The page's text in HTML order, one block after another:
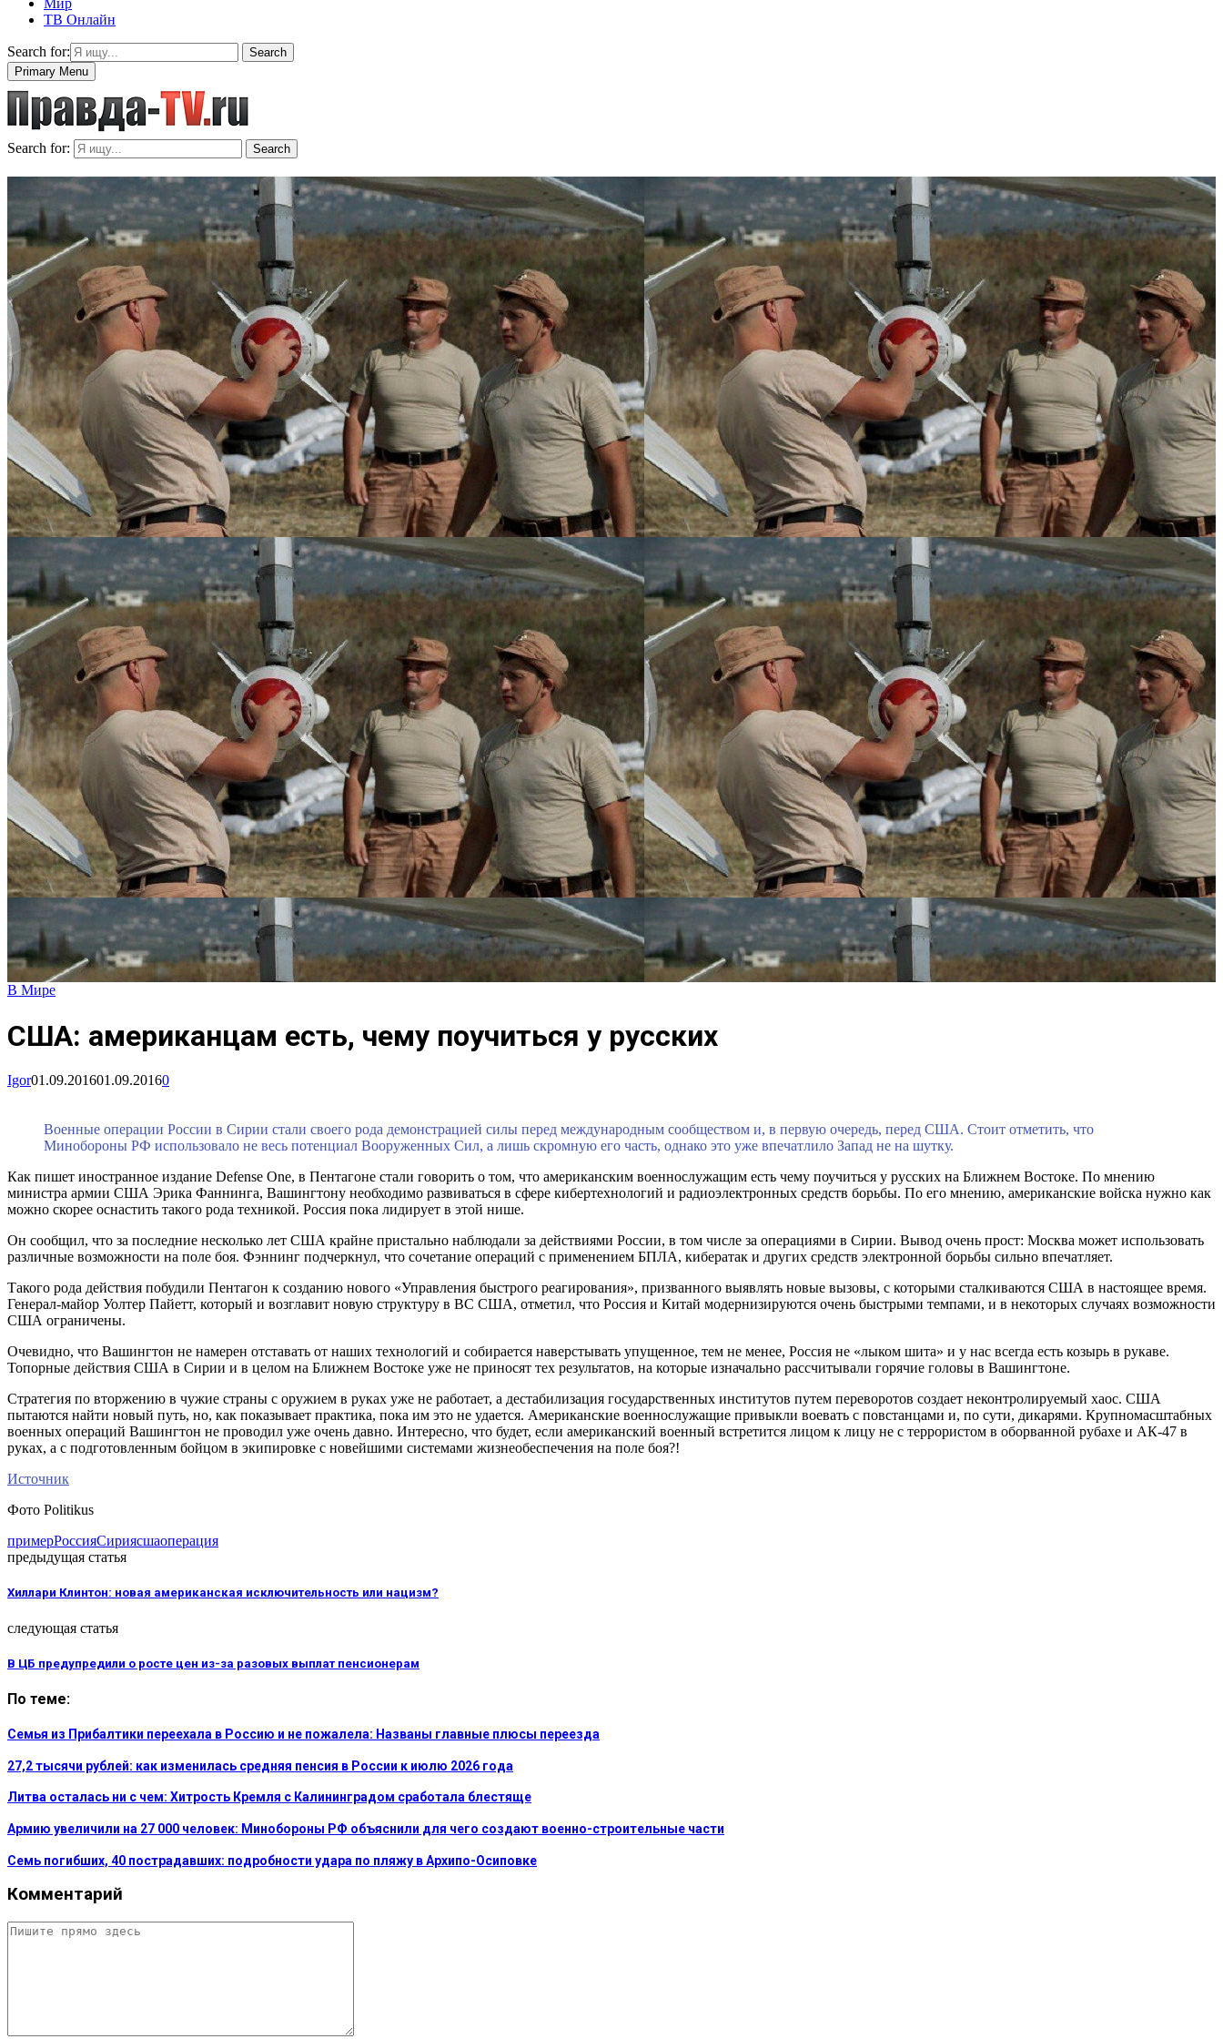
Мир
ТВ Онлайн
Search for:
Search
Primary Menu
Search for: Search
В Мире
США: американцам есть, чему поучиться у русских
Igor01.09.201601.09.20160
Военные операции России в Сирии стали своего рода демонстрацией силы перед международным сообществом и, в первую очередь, перед США. Стоит отметить, что
Минобороны РФ использовало не весь потенциал Вооруженных Сил, а лишь скромную его часть, однако это уже впечатлило Запад не на шутку.
Как пишет иностранное издание Defense One, в Пентагоне стали говорить о том, что американским военнослужащим есть чему поучиться у русских на Ближнем Востоке. По мнению
министра армии США Эрика Фаннинга, Вашингтону необходимо развиваться в сфере кибертехнологий и радиоэлектронных средств борьбы. По его мнению, американские войска нужно как
можно скорее оснастить такого рода техникой. Россия пока лидирует в этой нише.
Он сообщил, что за последние несколько лет США крайне пристально наблюдали за действиями России, в том числе за операциями в Сирии. Вывод очень прост: Москва может использовать
различные возможности на поле боя. Фэннинг подчеркнул, что сочетание операций с применением БПЛА, кибератак и других средств электронной борьбы сильно впечатляет.
Такого рода действия побудили Пентагон к созданию нового «Управления быстрого реагирования», призванного выявлять новые вызовы, с которыми сталкиваются США в настоящее время.
Генерал-майор Уолтер Пайетт, который и возглавит новую структуру в ВС США, отметил, что Россия и Китай модернизируются очень быстрыми темпами, и в некоторых случаях возможности
США ограничены.
Очевидно, что Вашингтон не намерен отставать от наших технологий и собирается наверстывать упущенное, тем не менее, Россия не «лыком шита» и у нас всегда есть козырь в рукаве.
Топорные действия США в Сирии и в целом на Ближнем Востоке уже не приносят тех результатов, на которые изначально рассчитывали горячие головы в Вашингтоне.
Стратегия по вторжению в чужие страны с оружием в руках уже не работает, а дестабилизация государственных институтов путем переворотов создает неконтролируемый хаос. США
пытаются найти новый путь, но, как показывает практика, пока им это не удается. Американские военнослужащие привыкли воевать с повстанцами и, по сути, дикарями. Крупномасштабных
военных операций Вашингтон не проводил уже очень давно. Интересно, что будет, если американский военный встретится лицом к лицу не с террористом в оборванной рубахе и АК-47 в
руках, а с подготовленным бойцом в экипировке с новейшими системами жизнеобеспечения на поле боя?!
Источник
Фото Politikus
примерРоссияСириясшаоперация
предыдущая статья
Хиллари Клинтон: новая американская исключительность или нацизм?
следующая статья
В ЦБ предупредили о росте цен из-за разовых выплат пенсионерам
По теме:
Семья из Прибалтики переехала в Россию и не пожалела: Названы главные плюсы переезда
27,2 тысячи рублей: как изменилась средняя пенсия в России к июлю 2026 года
Литва осталась ни с чем: Хитрость Кремля с Калининградом сработала блестяще
Армию увеличили на 27 000 человек: Минобороны РФ объяснили для чего создают военно-строительные части
Семь погибших, 40 пострадавших: подробности удара по пляжу в Архипо-Осиповке
Комментарий